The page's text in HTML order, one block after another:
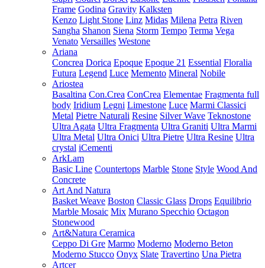
Frame Godina Gravity Kalksten
Kenzo Light Stone Linz Midas Milena Petra Riven
Sangha Shanon Siena Storm Tempo Terma Vega
Venato Versailles Westone
Ariana
Concrea Dorica Epoque Epoque 21 Essential Floralia
Futura Legend Luce Memento Mineral Nobile
Ariostea
Basaltina Con.Crea ConCrea Elementae Fragmenta full
body Iridium Legni Limestone Luce Marmi Classici
Metal Pietre Naturali Resine Silver Wave Teknostone
Ultra Agata Ultra Fragmenta Ultra Graniti Ultra Marmi
Ultra Metal Ultra Onici Ultra Pietre Ultra Resine Ultra
crystal iCementi
ArkLam
Basic Line Countertops Marble Stone Style Wood And
Concrete
Art And Natura
Basket Weave Boston Classic Glass Drops Equilibrio
Marble Mosaic Mix Murano Specchio Octagon
Stonewood
Art&Natura Ceramica
Ceppo Di Gre Marmo Moderno Moderno Beton
Moderno Stucco Onyx Slate Travertino Una Pietra
Artcer